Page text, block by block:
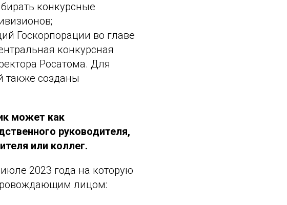
конкурсные
Госкорпорации во главе
конкурсная
Росатома. Для
также созданы
может как
руководителя,
или коллег.
2023 года на которую
лицом: